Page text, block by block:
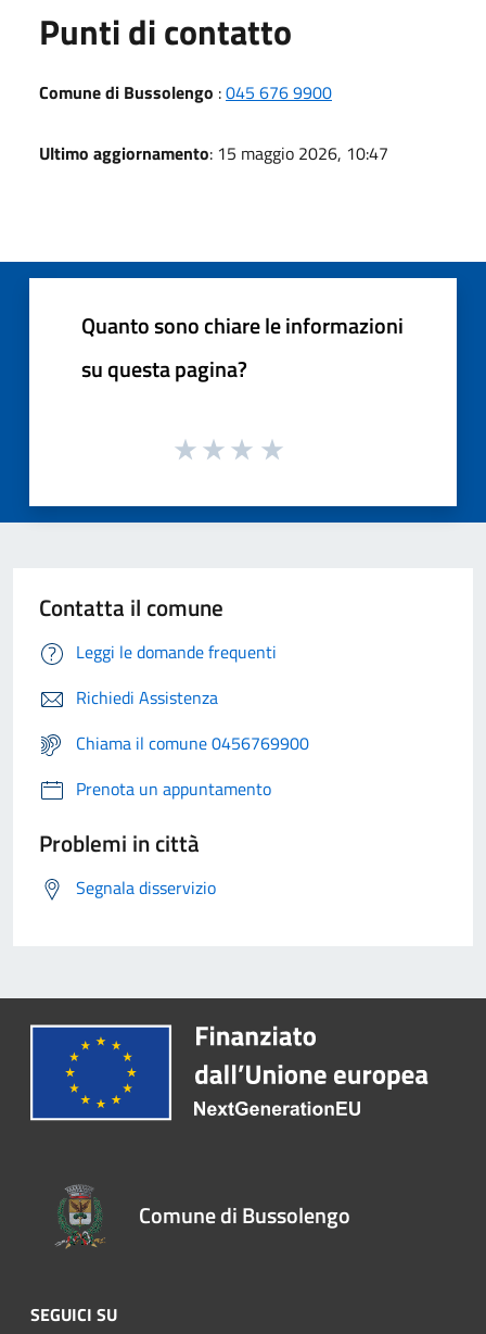
Punti di contatto
Comune di Bussolengo :045 676 9900
Ultimo aggiornamento: 15 maggio 2026, 10:47
Quanto sono chiare le informazioni
su questa pagina?
Contatta il comune
Leggi le domande frequenti
Richiedi Assistenza
Chiama il comune 0456769900
Prenota un appuntamento
Problemi in città
Segnala disservizio
Comune di Bussolengo
SEGUICI SU